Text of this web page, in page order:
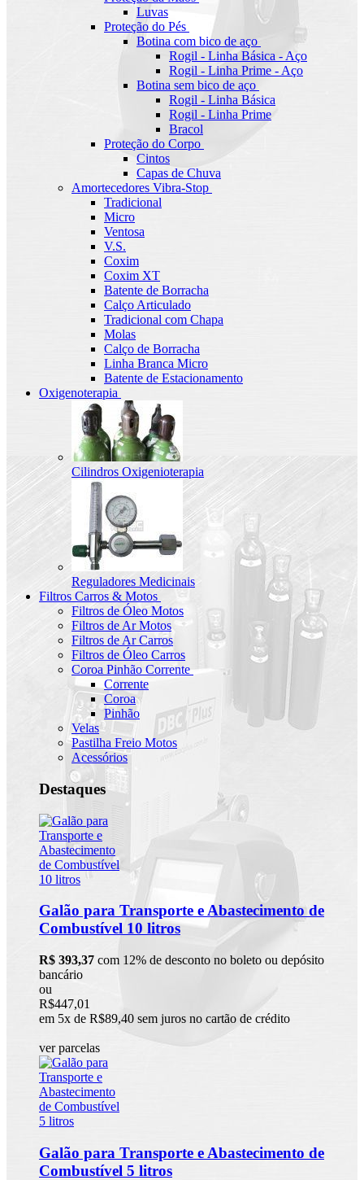
Luvas
Proteção do Pés
Botina com bico de aço
Rogil - Linha Básica - Aço
Rogil - Linha Prime - Aço
Botina sem bico de aço
Rogil - Linha Básica
Rogil - Linha Prime
Bracol
Proteção do Corpo
Cintos
Capas de Chuva
Amortecedores Vibra-Stop
Tradicional
Micro
Ventosa
V.S.
Coxim
Coxim XT
Batente de Borracha
Calço Articulado
Tradicional com Chapa
Molas
Calço de Borracha
Linha Branca Micro
Batente de Estacionamento
Oxigenoterapia
Cilindros Oxigenioterapia
Reguladores Medicinais
Filtros Carros & Motos
Filtros de Óleo Motos
Filtros de Ar Motos
Filtros de Ar Carros
Filtros de Óleo Carros
Coroa Pinhão Corrente
Corrente
Coroa
Pinhão
Velas
Pastilha Freio Motos
Acessórios
Destaques
Galão para Transporte e Abastecimento de
Combustível 10 litros
R$ 393,37 com 12% de desconto no boleto ou depósito
bancário
ou
R$447,01
em 5x de R$89,40 sem juros no cartão de crédito
ver parcelas
Galão para Transporte e Abastecimento de
Combustível 5 litros